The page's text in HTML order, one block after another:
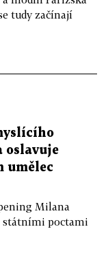
tudy začínají
oslavuje
umělec
Milana
státními poctami